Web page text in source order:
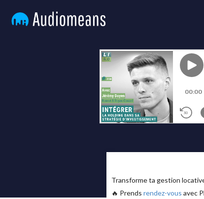
Transforme ta gestion
🔥 Prends rendez-vous avec